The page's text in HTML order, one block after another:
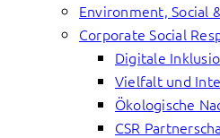
Environment, Social
Corporate Social
Digitale
Vielfalt und
Ökologische
CSR